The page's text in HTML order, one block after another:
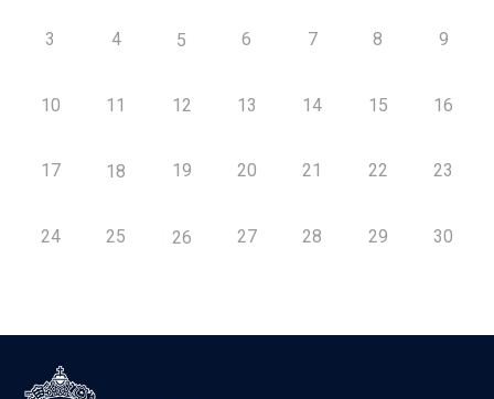
3 4 5 6 7 8 9
10 11 12 13 14 15 16
17 18 19 20 21 22 23
24 25 26 27 28 29 30